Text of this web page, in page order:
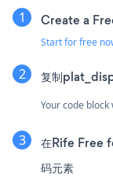
Create a
Start for free
复制
Your code
在Rife Free
码元素